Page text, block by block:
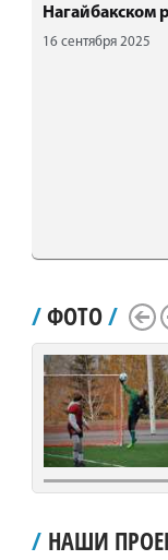
Нагайбакском
16 сентября 2025
/ФОТО/
Scroll LeftScroll Right
/ НАШИ